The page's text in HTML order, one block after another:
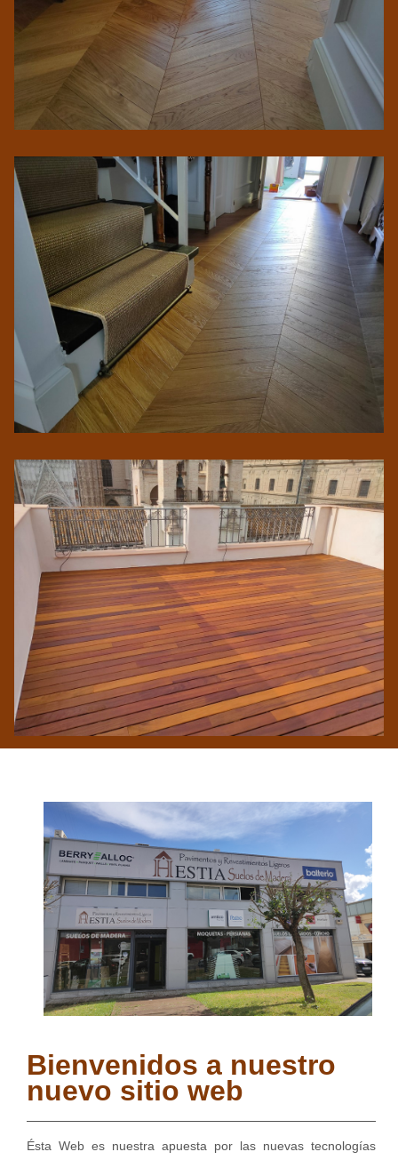
Bienvenidos a nuestro
nuevo sitio web
Ésta Web es nuestra apuesta por las nuevas tecnologías